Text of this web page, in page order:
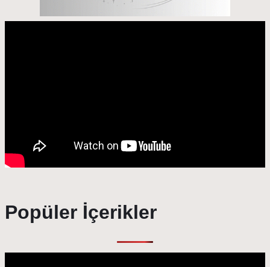
Popüler İçerikler